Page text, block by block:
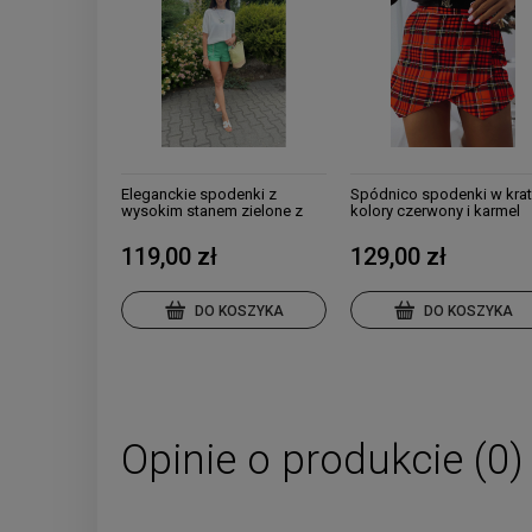
Eleganckie spodenki z
wysokim stanem zielone z
119,00 zł
DO KOSZYKA
Spódnico spodenki w
kolory czerwony i karmel
129,00 zł
DO KOSZYKA
Opinie o produkcie (0)